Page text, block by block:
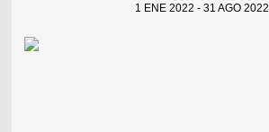
1 ENE 2022 - 31 AGO 2022